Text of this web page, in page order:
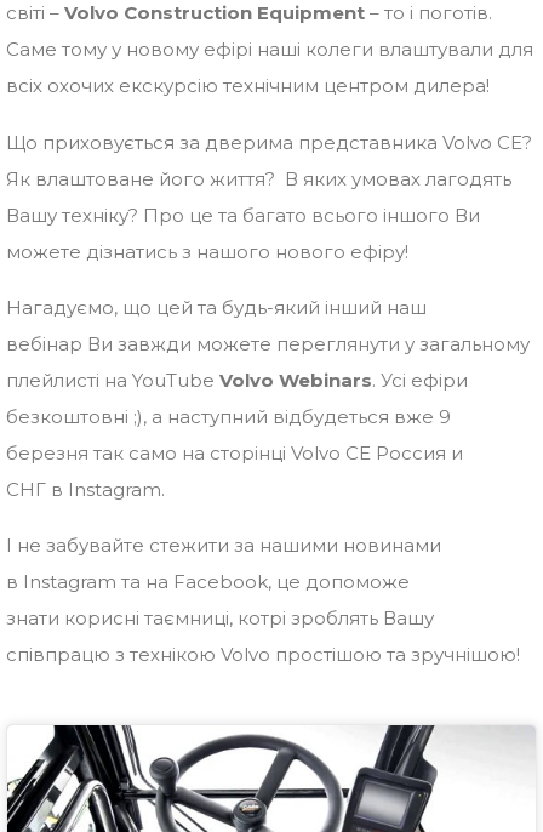
світі – Volvo Construction Equipment – то і поготів.
Саме тому у новому ефірі наші колеги влаштували для
всіх охочих екскурсію технічним центром дилера!
Що приховується за дверима представника Volvo CE?
Як влаштоване його життя? В яких умовах лагодять
Вашу техніку? Про це та багато всього іншого Ви
можете дізнатись з нашого нового ефіру!
Нагадуємо, що цей та будь-який інший наш
вебінар Ви завжди можете переглянути у загальному
плейлисті на YouTube Volvo Webinars. Усі ефіри
безкоштовні ;), а наступний відбудеться вже 9
березня так само на сторінці Volvo CE Россия и
СНГ в Instagram.
І не забувайте стежити за нашими новинами
в Instagram та на Facebook, це допоможе
знати корисні таємниці, котрі зроблять Вашу
співпрацю з технікою Volvo простішою та зручнішою!